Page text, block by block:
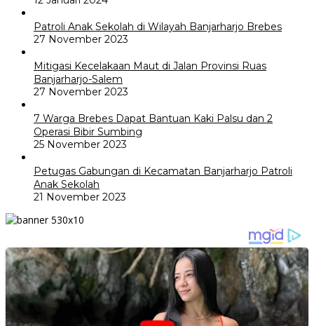
Patroli Anak Sekolah di Wilayah Banjarharjo Brebes
27 November 2023
Mitigasi Kecelakaan Maut di Jalan Provinsi Ruas
Banjarharjo-Salem
27 November 2023
7 Warga Brebes Dapat Bantuan Kaki Palsu dan 2
Operasi Bibir Sumbing
25 November 2023
Petugas Gabungan di Kecamatan Banjarharjo Patroli
Anak Sekolah
21 November 2023